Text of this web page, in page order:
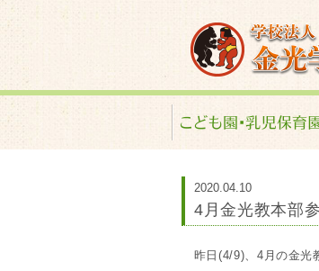
金光学園こ
2020.04.10
4月金光教本部
昨日(4/9)、4月の金光